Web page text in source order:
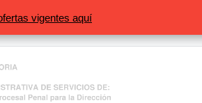
vigentes aquí